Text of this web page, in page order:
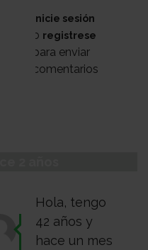
Inicie sesión
o registrese
para enviar
comentarios
Hola, tengo
42 años y
hace un mes